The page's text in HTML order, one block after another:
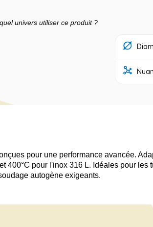
univers utiliser ce produit ?
pour une performance avancée.
400°C pour l'inox 316 L. Idéales pour les
autogène exigeants.